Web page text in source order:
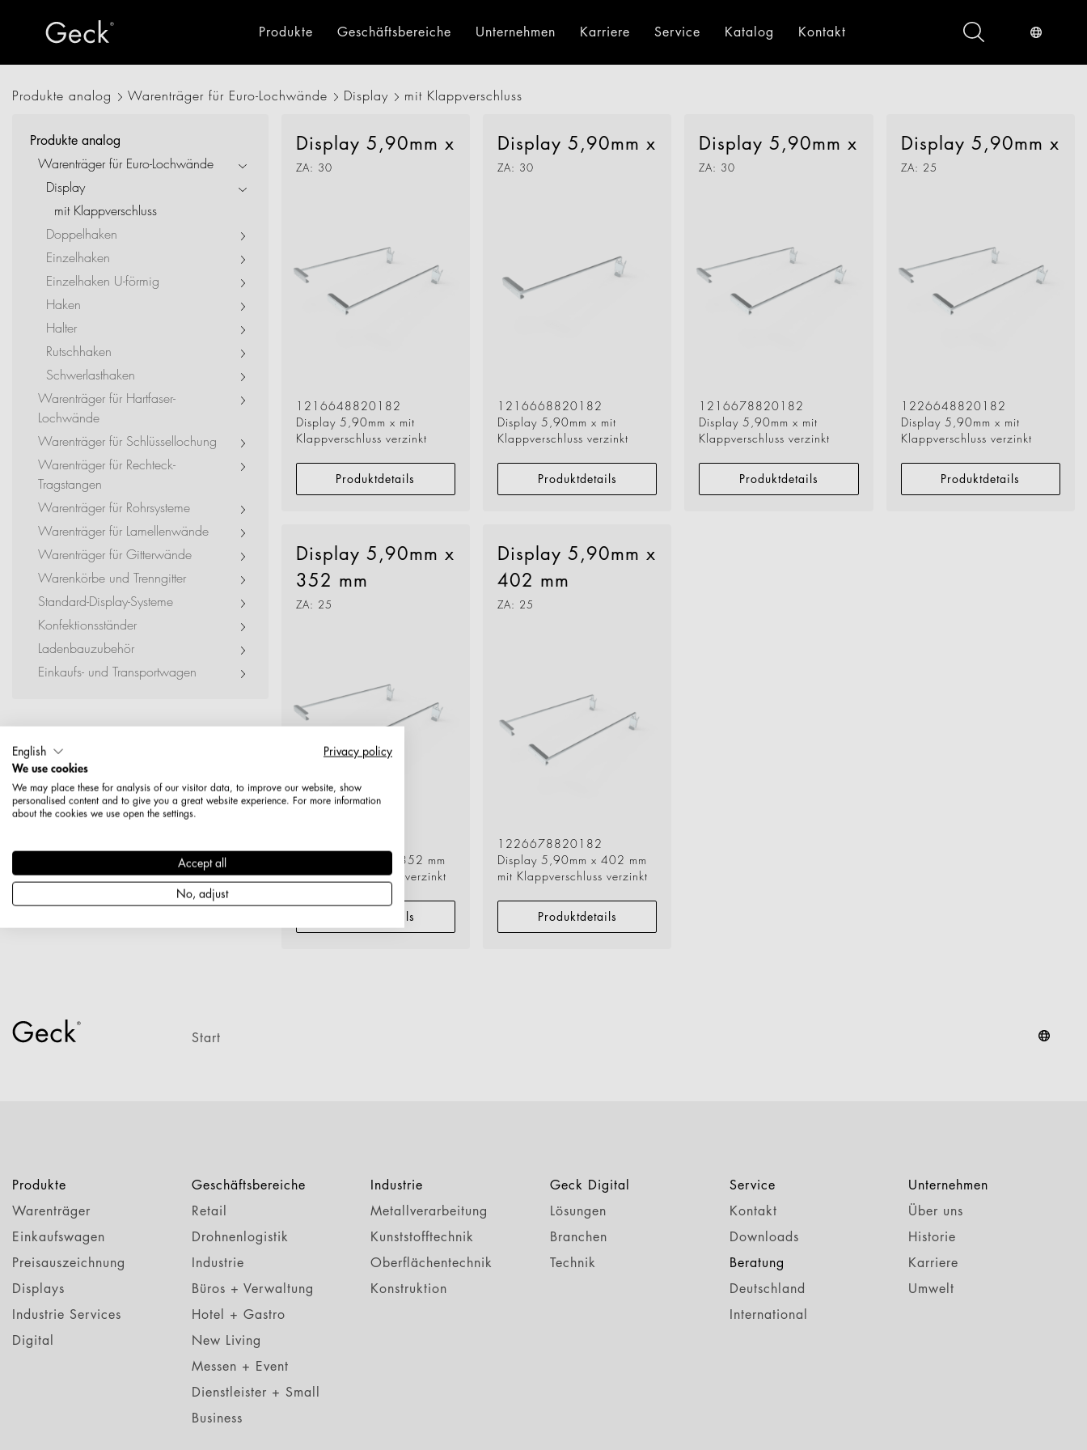
Produkte
Warenträger Einkaufswagen
Geschäftsbereiche
Drohnenlogistik
Büro + Verwaltung
New Living
Event + Messe
Dienstleister + Small Business
Geck Digital
von Geck kennen.
mehr erfahren
Unternehmen
Über uns
Karriere Service Katalog Kontakt
Produkte analog Warenträger für Euro-Lochwände Display mit Klappverschluss
Produkte analog
Warenträger für Euro-Lochwände
Display
mit Klappverschluss
Doppelhaken
Einzelhaken
Einzelhaken U-förmig
Haken
Halter
Rutschhaken
Schwerlasthaken
Warenträger für Hartfaser-
Lochwände
Warenträger für Schlüssellochung
Warenträger für Rechteck-
Tragstangen
Warenträger für Rohrsysteme
Warenträger für Lamellenwände
Warenträger für Gitterwände
Warenkörbe und Trenngitter
Standard-Display-Systeme
Konfektionsständer
Ladenbauzubehör
Einkaufs- und Transportwagen
Display 5,90mm x
ZA: 30
1216648820182
Display 5,90mm x mit
Klappverschluss verzinkt
Produktdetails
Display 5,90mm x
ZA: 30
1216668820182
Display 5,90mm x mit
Klappverschluss verzinkt
Produktdetails
Display 5,90mm x
ZA: 30
1216678820182
Display 5,90mm x mit
Klappverschluss verzinkt
Produktdetails
Display 5,90mm x
ZA: 25
1226648820182
Display 5,90mm x mit
Klappverschluss verzinkt
Produktdetails
Display 5,90mm x
352 mm
ZA: 25
Display 5,90mm x 352 mm
mit Klappverschluss verzinkt
Produktdetails
Display 5,90mm x
402 mm
ZA: 25
1226678820182
Display 5,90mm x 402 mm
mit Klappverschluss verzinkt
Produktdetails
Start
Produkte
Warenträger
Einkaufswagen
Preisauszeichnung
Displays
Industrie Services
Digital
Geschäftsbereiche
Retail
Drohnenlogistik
Industrie
Büros + Verwaltung
Hotel + Gastro
New Living
Messen + Event
Dienstleister + Small
Business
Industrie
Metallverarbeitung
Kunststofftechnik
Oberflächentechnik
Konstruktion
Geck Digital
Lösungen
Branchen
Technik
Service
Kontakt
Downloads
Beratung
Deutschland
International
Unternehmen
Über uns
Historie
Karriere
Umwelt
English
Privacy policy
We use cookies
We may place these for analysis of our visitor data, to improve our website, show
personalised content and to give you a great website experience. For more information
about the cookies we use open the settings.
Accept all
No, adjust